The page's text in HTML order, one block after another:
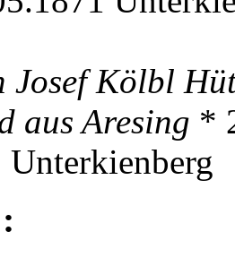
Josef Kölbl
aus Aresing *
Unterkienberg